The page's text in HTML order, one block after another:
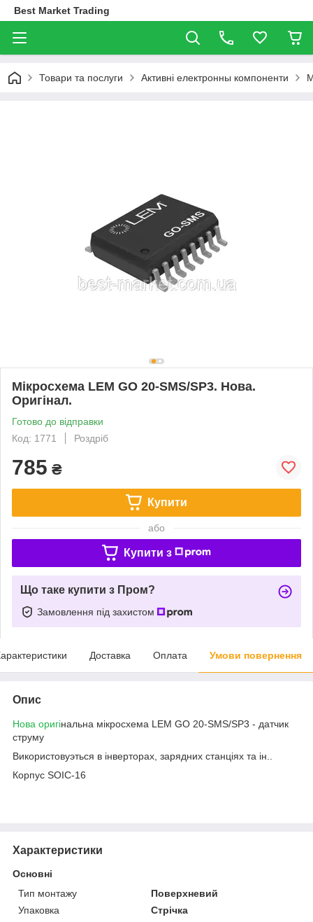
Best Market Trading
Товари та послуги Активні електронны компоненти
Мікросхема LEM GO 20-SMS/SP3. Нова.
Оригінал.
Готово до відправки
Код: 1771
Роздріб
785 ₴
Купити
або
Купити з
Що таке купити з Пром?
Замовлення під захистом
Доставка Оплата Умови повернення
Опис
Нова оригінальна мікросхема LEM GO 20-SMS/SP3 - датчик
струму
Використовуэться в інверторах, зарядних станціях та ін..
Корпус SOIC-16
Характеристики
Основні
Тип монтажу
Поверхневий
Упаковка
Стрічка